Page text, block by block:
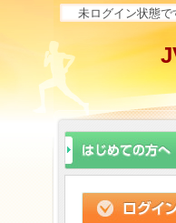
未ログイン状態で